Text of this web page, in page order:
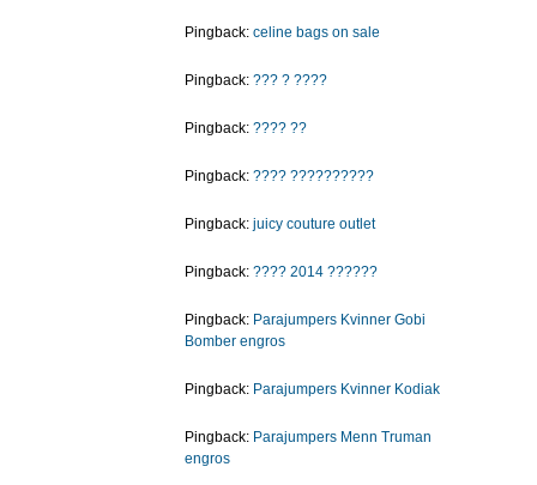
Pingback: celine bags on sale
Pingback: ??? ? ????
Pingback: ???? ??
Pingback: ???? ??????????
Pingback: juicy couture outlet
Pingback: ???? 2014 ??????
Pingback: Parajumpers Kvinner Gobi
Bomber engros
Pingback: Parajumpers Kvinner Kodiak
Pingback: Parajumpers Menn Truman
engros